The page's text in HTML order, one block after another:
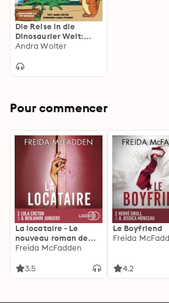
Die Reise in die
Dinosaurier Welt:
Ariana Erdmann hilft
Andra Wolter
Pour commencer
La locataire - Le
nouveau roman de
l'autrice de La femme
Freida McFadden
3.5
Le Boyfriend
Freida
4.2